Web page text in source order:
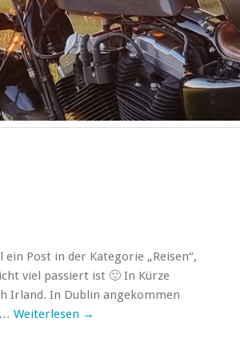
Post in der Kategorie „Reisen“,
viel passiert ist 🙂 In Kürze
Irland. In Dublin angekommen
Weiterlesen →